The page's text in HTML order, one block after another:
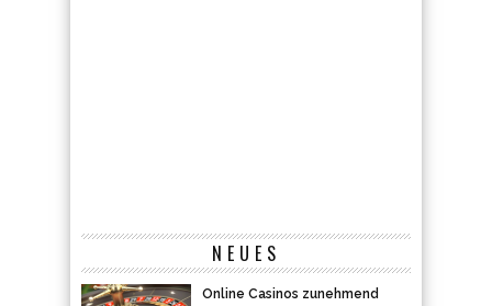
NEUES
Online Casinos zunehmend